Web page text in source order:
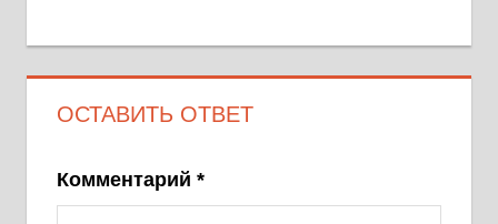
ОСТАВИТЬ ОТВЕТ
Комментарий *